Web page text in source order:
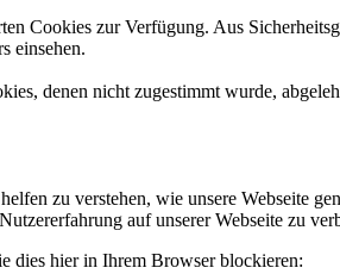
Cookies zur Verfügung. Aus
einsehen.
denen nicht zugestimmt wurde,
zu verstehen, wie unsere
auf unserer Webseite zu
dies hier in Ihrem Browser blockieren: